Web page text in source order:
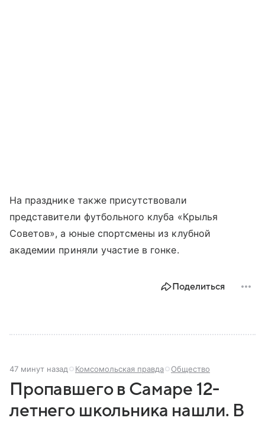
На празднике также присутствовали
представители футбольного клуба «Крылья
Советов», а юные спортсмены из клубной
академии приняли участие в гонке.
Поделиться
47 минут назад Комсомольская правда Общество
Пропавшего в Самаре 12-
летнего школьника нашли. В